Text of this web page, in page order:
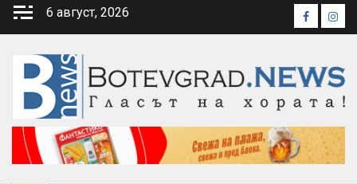
Skip
6 август, 2026 Facebook